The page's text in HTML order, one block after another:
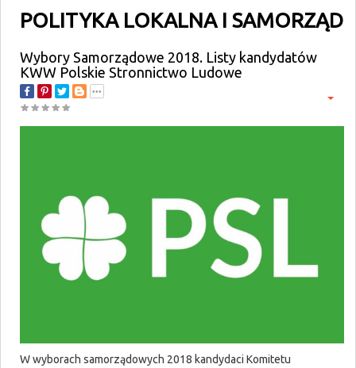
POLITYKA LOKALNA I SAMORZĄD
Wybory Samorządowe 2018. Listy kandydatów
KWW Polskie Stronnictwo Ludowe
W wyborach samorządowych 2018 kandydaci Komitetu